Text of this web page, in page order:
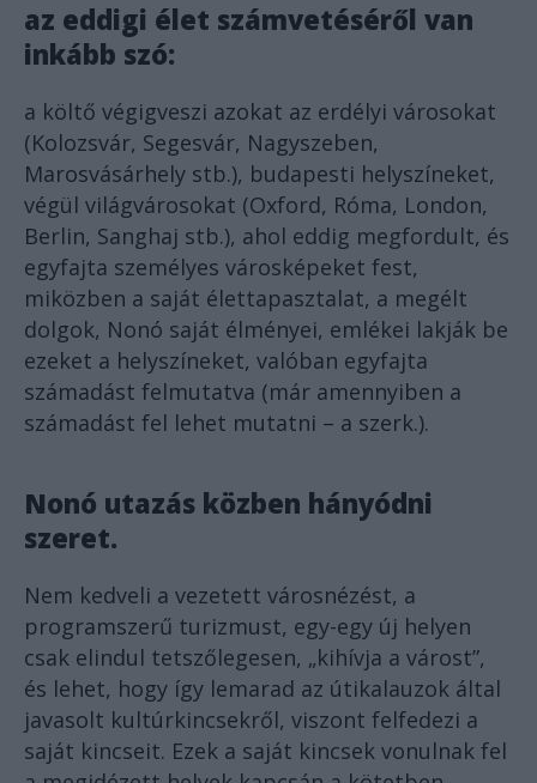
az eddigi élet számvetéséről van
inkább szó:
a költő végigveszi azokat az erdélyi városokat
(Kolozsvár, Segesvár, Nagyszeben,
Marosvásárhely stb.), budapesti helyszíneket,
végül világvárosokat (Oxford, Róma, London,
Berlin, Sanghaj stb.), ahol eddig megfordult, és
egyfajta személyes városképeket fest,
miközben a saját élettapasztalat, a megélt
dolgok, Nonó saját élményei, emlékei lakják be
ezeket a helyszíneket, valóban egyfajta
számadást felmutatva (már amennyiben a
számadást fel lehet mutatni – a szerk.).
Nonó utazás közben hányódni
szeret.
Nem kedveli a vezetett városnézést, a
programszerű turizmust, egy-egy új helyen
csak elindul tetszőlegesen, „kihívja a várost”,
és lehet, hogy így lemarad az útikalauzok által
javasolt kultúrkincsekről, viszont felfedezi a
saját kincseit. Ezek a saját kincsek vonulnak fel